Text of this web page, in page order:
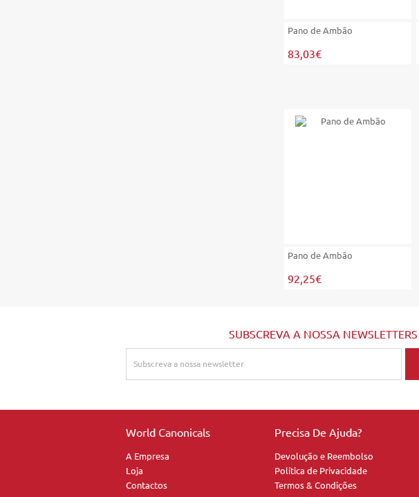
Pano de Ambão
83,03€
Pano de Ambão
92,25€
SUBSCREVA A NOSSA NEWSLETTERS
World Canonicals
A Empresa
Loja
Contactos
Precisa De Ajuda?
Devolução e Reembolso
Política de Privacidade
Termos & Condições